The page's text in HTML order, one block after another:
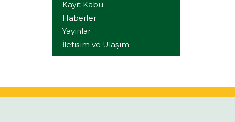
Kayıt Kabul
Haberler
Yayınlar
İletişim ve Ulaşım